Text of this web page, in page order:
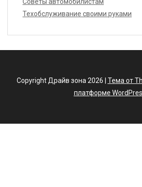
Советы автомобилистам
Техобслуживание своими руками
Copyright Драйв зона 2026 | Тема от
платформе